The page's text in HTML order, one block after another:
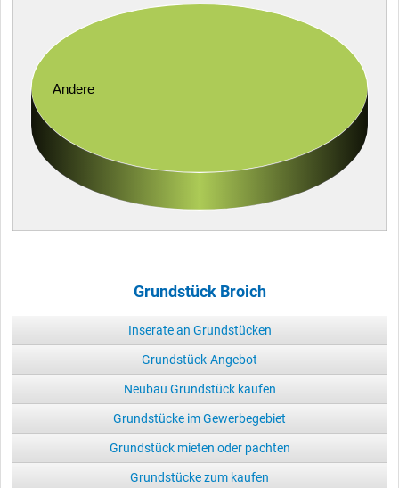
Andere
Grundstück Broich
Inserate an Grundstücken
Grundstück-Angebot
Neubau Grundstück kaufen
Grundstücke im Gewerbegebiet
Grundstück mieten oder pachten
Grundstücke zum kaufen